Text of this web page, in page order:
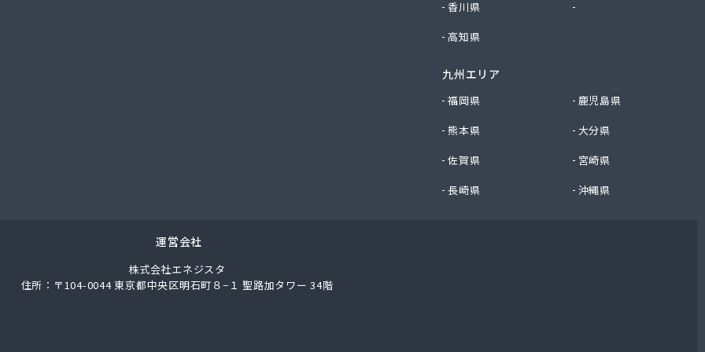
事株式会社 石油部・SS部
事株式会社 中央市場前SS
香川県
高知県
九州エリア
福岡県
鹿児島県
熊本県
大分県
佐賀県
宮崎県
長崎県
沖縄県
運営会社
株式会社エネジスタ
住所：〒104-0044 東京都中央区明石町８−１ 聖路加タワー 34階